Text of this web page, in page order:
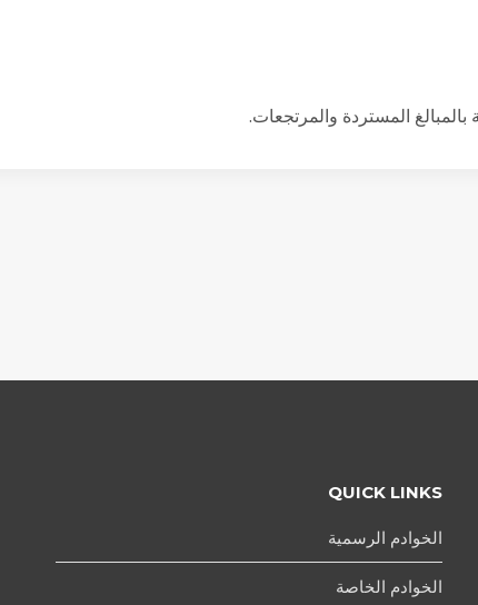
QUICK LINKS
الخوادم الرسمية
الخوادم الخاصة